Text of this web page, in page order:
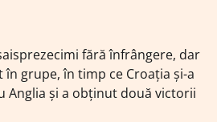
fără înfrângere, dar
grupe, în timp ce Croația și-a
Anglia și a obținut două victorii